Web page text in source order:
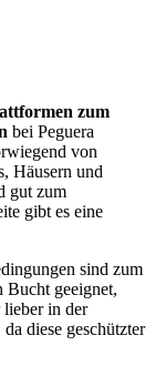
zum
bei Peguera
von
Häusern und
gut zum
gibt es eine
sind zum
Bucht geeignet,
lieber in der
diese geschützter